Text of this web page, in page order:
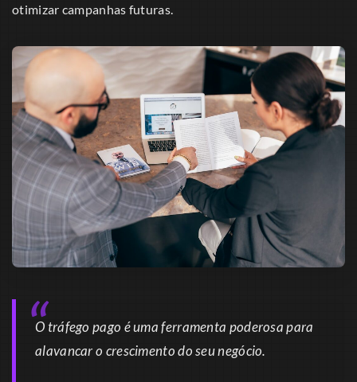
otimizar campanhas futuras.
O tráfego pago é uma ferramenta poderosa para
alavancar o crescimento do seu negócio.